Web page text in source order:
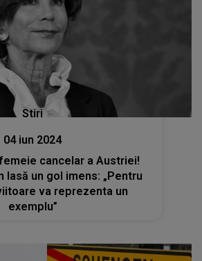
Stiri
04 iun 2024
cancelar a Austriei!
lasă un gol imens: „Pentru
va reprezenta un
exemplu”